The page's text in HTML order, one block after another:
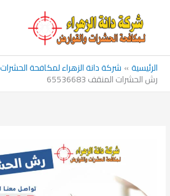
المحتوى
الرئيسية شركة دانة الزهراء لمكافحة الحشرات 65536683
رش الحشرات المنقف 65536683